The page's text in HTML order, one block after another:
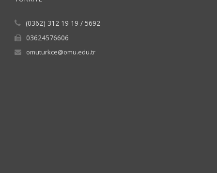
(0362) 312 19 19 / 5692
03624576606
omuturkce@omu.edu.tr